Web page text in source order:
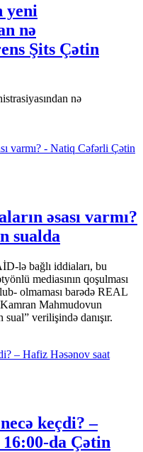
yeni
nə
Şits Çətin
nə
əsası varmı?
sualda
lə bağlı iddiaları, bu
mediasının qoşulması
olmaması barədə REAL
Mahmudovun
verilişində danışır.
keçdi? –
da Çətin